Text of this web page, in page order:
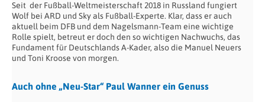
Seit der Fußball-Weltmeisterschaft 2018 in Russland fungiert
Wolf bei ARD und Sky als Fußball-Experte. Klar, dass er auch
aktuell beim DFB und dem Nagelsmann-Team eine wichtige
Rolle spielt, betreut er doch den so wichtigen Nachwuchs, das
Fundament für Deutschlands A-Kader, also die Manuel Neuers
und Toni Kroose von morgen.
Auch ohne „Neu-Star“ Paul Wanner ein Genuss